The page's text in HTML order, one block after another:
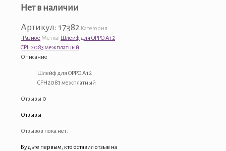
Нет в наличии
Артикул: 17382 Категория:
-Разное Метка: Шлейф для OPPO A12
CPH2083 межплатный
Описание
Шлейф для OPPO A12
CPH2083 межплатный
Отзывы 0
Отзывы
Отзывов пока нет.
Будьте первым, кто оставил отзыв на